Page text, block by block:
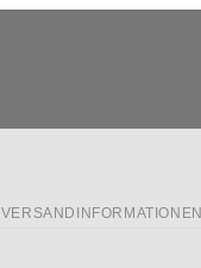
VERSANDINFORMATIONEN